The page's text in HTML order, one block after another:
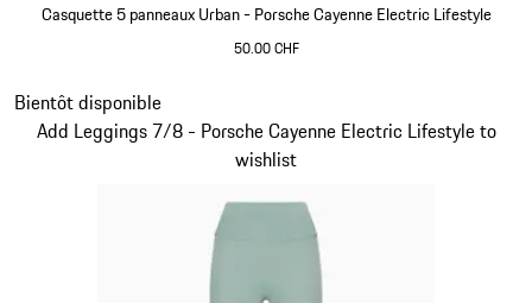
Casquette 5 panneaux Urban - Porsche Cayenne Electric Lifestyle
50.00 CHF
Bientôt disponible
Add Leggings 7/8 - Porsche Cayenne Electric Lifestyle to
wishlist
Diapositive 5 sur 15